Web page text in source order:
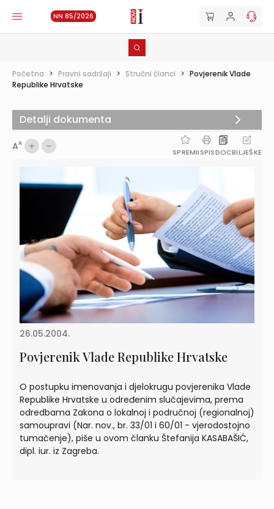
NN 85/2026
Početna > Pravni sadržaji > Stručni članci > Povjerenik Vlade
Republike Hrvatske
AA
SPREMIISPISDOCBILJEŠKE
26.05.2004.
Povjerenik Vlade Republike Hrvatske
O postupku imenovanja i djelokrugu povjerenika Vlade
Republike Hrvatske u određenim slučajevima, prema
odredbama Zakona o lokalnoj i područnoj (regionalnoj)
samoupravi (Nar. nov., br. 33/01 i 60/01 - vjerodostojno
tumačenje), piše u ovom članku Štefanija KASABAŠIĆ,
dipl. iur. iz Zagreba.
Detalji dokumenta